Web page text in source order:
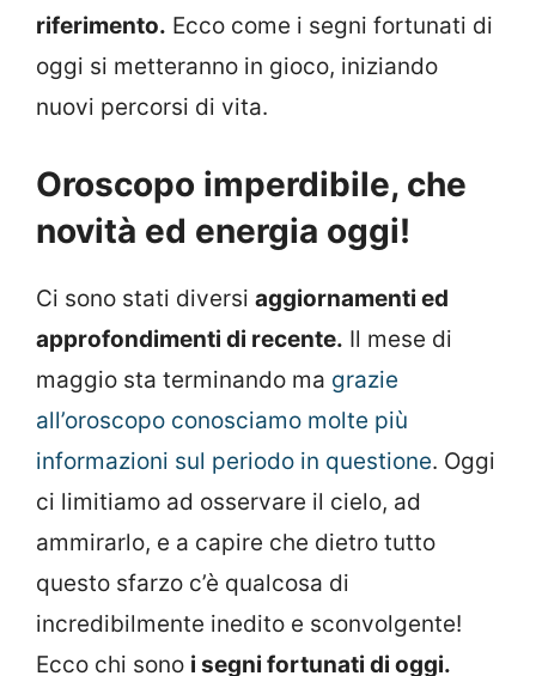
riferimento. Ecco come i segni fortunati di
oggi si metteranno in gioco, iniziando
nuovi percorsi di vita.
Oroscopo imperdibile, che
novità ed energia oggi!
Ci sono stati diversi aggiornamenti ed
approfondimenti di recente. Il mese di
maggio sta terminando ma grazie
all’oroscopo conosciamo molte più
informazioni sul periodo in questione. Oggi
ci limitiamo ad osservare il cielo, ad
ammirarlo, e a capire che dietro tutto
questo sfarzo c’è qualcosa di
incredibilmente inedito e sconvolgente!
Ecco chi sono i segni fortunati di oggi.